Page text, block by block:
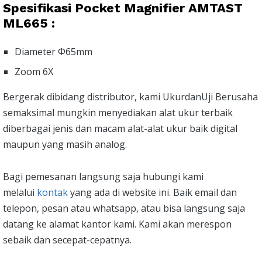
Spesifikasi Pocket Magnifier AMTAST
ML665 :
Diameter Φ65mm
Zoom 6X
Bergerak dibidang distributor, kami UkurdanUji Berusaha
semaksimal mungkin menyediakan alat ukur terbaik
diberbagai jenis dan macam alat-alat ukur baik digital
maupun yang masih analog.
Bagi pemesanan langsung saja hubungi kami
melalui kontakyang ada di website ini. Baik email dan
telepon, pesan atau whatsapp, atau bisa langsung saja
datang ke alamat kantor kami. Kami akan merespon
sebaik dan secepat-cepatnya.